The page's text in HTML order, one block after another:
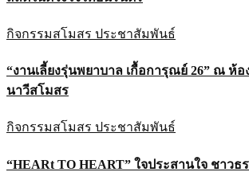
กิจกรรมสโมสร ประชาสัมพันธ์
“งานเลี้ยงรุ่นพยาบาล เกื้อการุณย์ 26” ณ ห้
นาวีสโมสร
กิจกรรมสโมสร ประชาสัมพันธ์
“HEARt TO HEART” ใจประสานใจ ชาว